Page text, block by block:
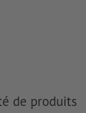
de produits